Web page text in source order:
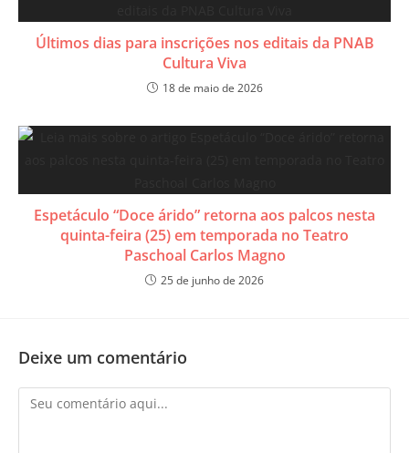
Ú​ltimos dias para inscrições nos editais da PNAB
Cultura Viva
18 de maio de 2026
​Espetáculo “Doce árido” retorna aos palcos nesta
quinta-feira (25) em temporada no Teatro
Paschoal Carlos Magno
25 de junho de 2026
Deixe um comentário